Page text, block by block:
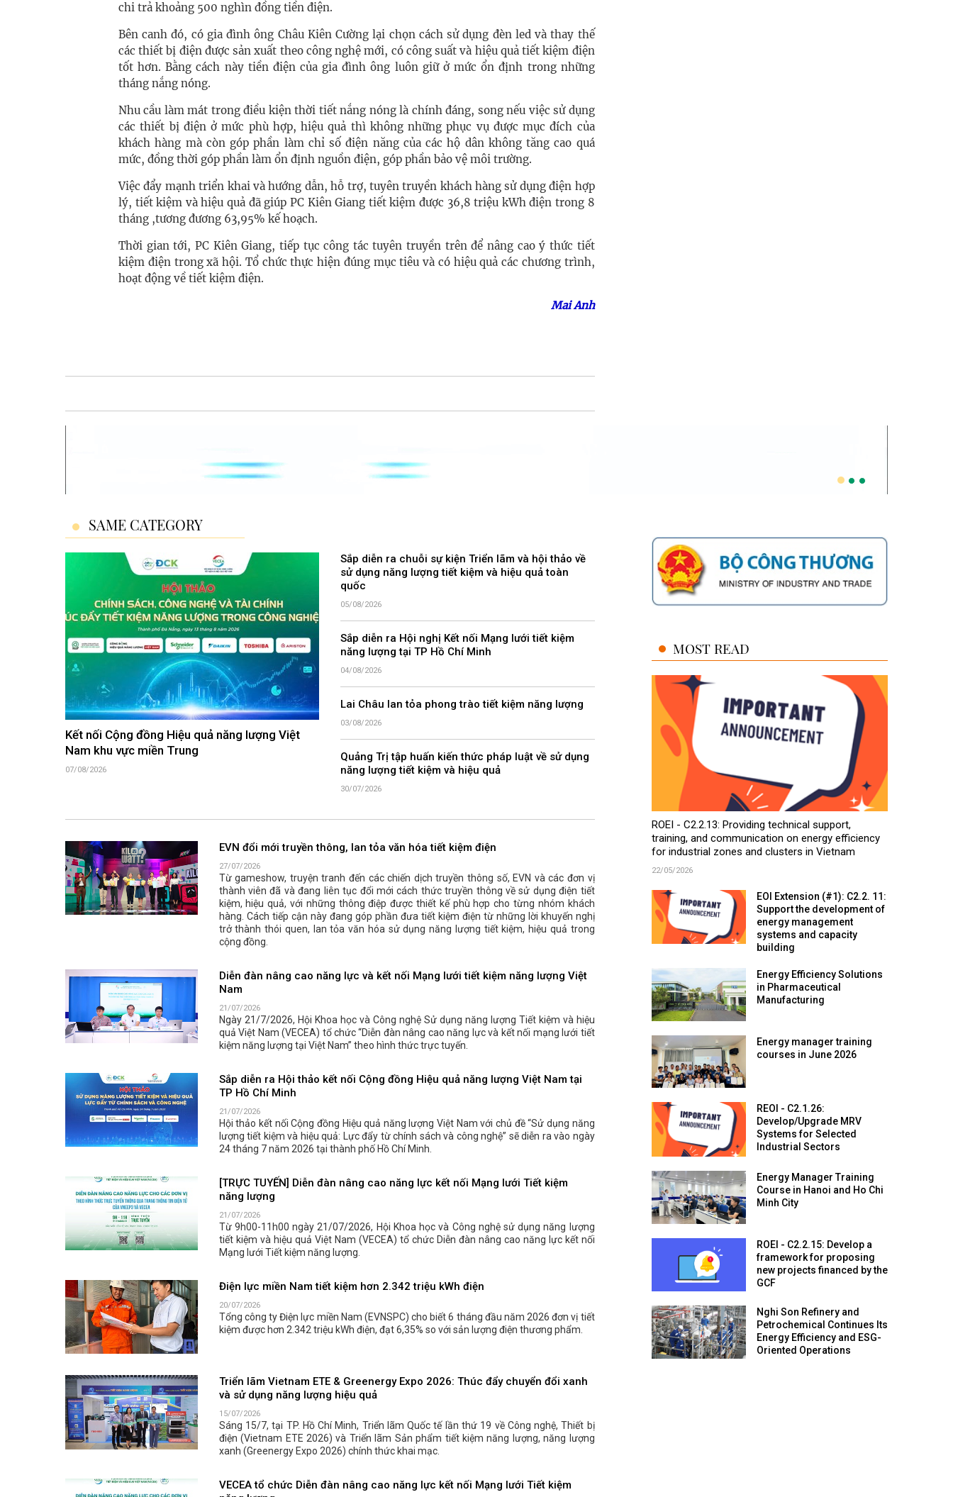
chi trả khoảng 500 nghìn đồng tiền điện.
Bên canh đó, có gia đình ông Châu Kiên Cường lại chọn cách sử dụng đèn led và thay thế
các thiết bị điện được sản xuất theo công nghệ mới, có công suất và hiệu quả tiết kiệm điện
tốt hơn. Bằng cách này tiền điện của gia đình ông luôn giữ ở mức ổn định trong những
tháng nắng nóng.
Nhu cầu làm mát trong điều kiện thời tiết nắng nóng là chính đáng, song nếu việc sử dụng
các thiết bị điện ở mức phù hợp, hiệu quả thì không những phục vụ được mục đích của
khách hàng mà còn góp phần làm chỉ số điện năng của các hộ dân không tăng cao quá
mức, đồng thời góp phần làm ổn định nguồn điện, góp phần bảo vệ môi trường.
Việc đẩy mạnh triển khai và hướng dẫn, hỗ trợ, tuyên truyền khách hàng sử dụng điện hợp
lý, tiết kiệm và hiệu quả đã giúp PC Kiên Giang tiết kiệm được 36,8 triệu kWh điện trong 8
tháng ,tương đương 63,95% kế hoạch.
Thời gian tới, PC Kiên Giang, tiếp tục công tác tuyên truyền trên để nâng cao ý thức tiết
kiệm điện trong xã hội. Tổ chức thực hiện đúng mục tiêu và có hiệu quả các chương trình,
hoạt động về tiết kiệm điện.
Mai Anh
SAME CATEGORY
Kết nối Cộng đồng Hiệu quả năng lượng Việt
Nam khu vực miền Trung
07/08/2026
Sắp diễn ra chuỗi sự kiện Triển lãm và hội thảo về
sử dụng năng lượng tiết kiệm và hiệu quả toàn
quốc
05/08/2026
Sắp diễn ra Hội nghị Kết nối Mạng lưới tiết kiệm
năng lượng tại TP Hồ Chí Minh
04/08/2026
Lai Châu lan tỏa phong trào tiết kiệm năng lượng
03/08/2026
Quảng Trị tập huấn kiến thức pháp luật về sử dụng
năng lượng tiết kiệm và hiệu quả
30/07/2026
EVN đổi mới truyền thông, lan tỏa văn hóa tiết kiệm điện
27/07/2026
Từ gameshow, truyện tranh đến các chiến dịch truyền thông số, EVN và các đơn vị
thành viên đã và đang liên tục đổi mới cách thức truyền thông về sử dụng điện tiết
kiệm, hiệu quả, với những thông điệp được thiết kế phù hợp cho từng nhóm khách
hàng. Cách tiếp cận này đang góp phần đưa tiết kiệm điện từ những lời khuyến nghị
trở thành thói quen, lan tỏa văn hóa sử dụng năng lượng tiết kiệm, hiệu quả trong
cộng đồng.
Diễn đàn nâng cao năng lực và kết nối Mạng lưới tiết kiệm năng lượng Việt
Nam
21/07/2026
Ngày 21/7/2026, Hội Khoa học và Công nghệ Sử dụng năng lượng Tiết kiệm và hiệu
quả Việt Nam (VECEA) tổ chức “Diễn đàn nâng cao năng lực và kết nối mạng lưới tiết
kiệm năng lượng tại Việt Nam” theo hình thức trực tuyến.
Sắp diễn ra Hội thảo kết nối Cộng đồng Hiệu quả năng lượng Việt Nam tại
TP Hồ Chí Minh
21/07/2026
Hội thảo kết nối Cộng đồng Hiệu quả năng lượng Việt Nam với chủ đề “Sử dụng năng
lượng tiết kiệm và hiệu quả: Lực đẩy từ chính sách và công nghệ” sẽ diễn ra vào ngày
24 tháng 7 năm 2026 tại thành phố Hồ Chí Minh.
[TRỰC TUYẾN] Diễn đàn nâng cao năng lực kết nối Mạng lưới Tiết kiệm
năng lượng
21/07/2026
Từ 9h00-11h00 ngày 21/07/2026, Hội Khoa học và Công nghệ sử dụng năng lượng
tiết kiệm và hiệu quả Việt Nam (VECEA) tổ chức Diễn đàn nâng cao năng lực kết nối
Mạng lưới Tiết kiệm năng lượng.
Điện lực miền Nam tiết kiệm hơn 2.342 triệu kWh điện
20/07/2026
Tổng công ty Điện lực miền Nam (EVNSPC) cho biết 6 tháng đầu năm 2026 đơn vị tiết
kiệm được hơn 2.342 triệu kWh điện, đạt 6,35% so với sản lượng điện thương phẩm.
Triển lãm Vietnam ETE & Greenergy Expo 2026: Thúc đẩy chuyển đổi xanh
và sử dụng năng lượng hiệu quả
15/07/2026
Sáng 15/7, tại TP. Hồ Chí Minh, Triển lãm Quốc tế lần thứ 19 về Công nghệ, Thiết bị
điện (Vietnam ETE 2026) và Triển lãm Sản phẩm tiết kiệm năng lượng, năng lượng
xanh (Greenergy Expo 2026) chính thức khai mạc.
VECEA tổ chức Diễn đàn nâng cao năng lực kết nối Mạng lưới Tiết kiệm
MOST READ
ROEI - C2.2.13: Providing technical support,
training, and communication on energy efficiency
for industrial zones and clusters in Vietnam
22/05/2026
EOI Extension (#1): C2.2. 11:
Support the development of
energy management
systems and capacity
building
Energy Efficiency Solutions
in Pharmaceutical
Manufacturing
Energy manager training
courses in June 2026
REOI - C2.1.26:
Develop/Upgrade MRV
Systems for Selected
Industrial Sectors
Energy Manager Training
Course in Hanoi and Ho Chi
Minh City
ROEI - C2.2.15: Develop a
framework for proposing
new projects financed by the
GCF
Nghi Son Refinery and
Petrochemical Continues Its
Energy Efficiency and ESG-
Oriented Operations